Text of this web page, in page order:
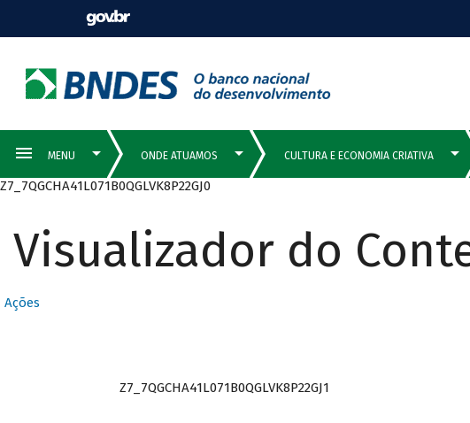
Z7_7QGCHA41L071B0QGLVK8P22GJ0
Visualizador do
Ações
Z7_7QGCHA41L071B0QGLVK8P22GJ1